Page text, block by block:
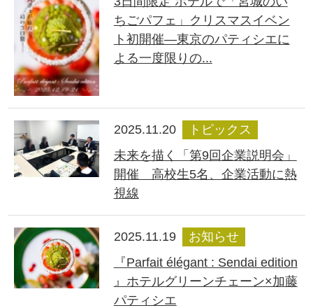
ちごパフェ」クリスマスイベン
ト初開催―東京のパティシエに
よる一度限りの...
2025.11.20
トピックス
未来を描く「第9回企業説明会」
開催 高校生5名、企業活動に熱
視線
2025.11.19
お知らせ
『Parfait élégant : Sendai edition
』ホテルグリーンチェーン×加藤
パティシエ